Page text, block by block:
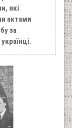
які
актами
за